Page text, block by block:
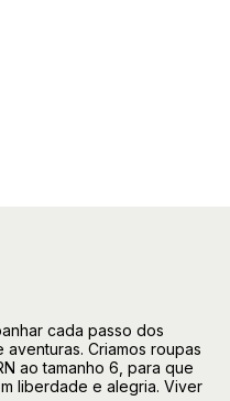
cada passo dos
Criamos roupas
ao tamanho 6, para que
liberdade e alegria. Viver